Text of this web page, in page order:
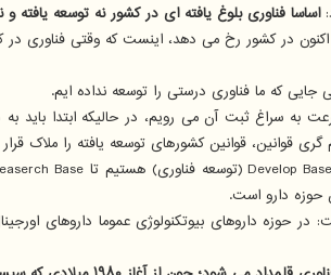
اساسا فناوری بلوغ یافته ای در کشور نه توسعه یافته
اکنون در کشور رخ می دهد، اینست که وقتی فناوری
که ما فناوری درستی را توسعه نداده ایم.
سراغ ثبت آن می رویم، در حالیکه ابتدا باید به
قوانین، قوانین کشورهای توسعه یافته را ملاک
حوزه دارو است.
در حوزه داروهای بیوتکنولوژی عموما داروهای